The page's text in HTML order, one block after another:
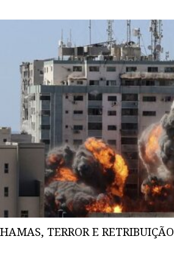
HAMAS, TERROR E RETRIBUIÇÃO